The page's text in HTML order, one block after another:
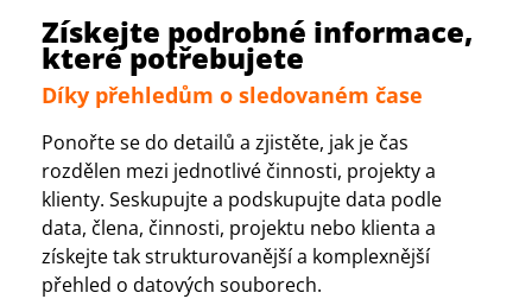
Získejte podrobné informace,
které potřebujete
Díky přehledům o sledovaném čase
Ponořte se do detailů a zjistěte, jak je čas
rozdělen mezi jednotlivé činnosti, projekty a
klienty. Seskupujte a podskupujte data podle
data, člena, činnosti, projektu nebo klienta a
získejte tak strukturovanější a komplexnější
přehled o datových souborech.